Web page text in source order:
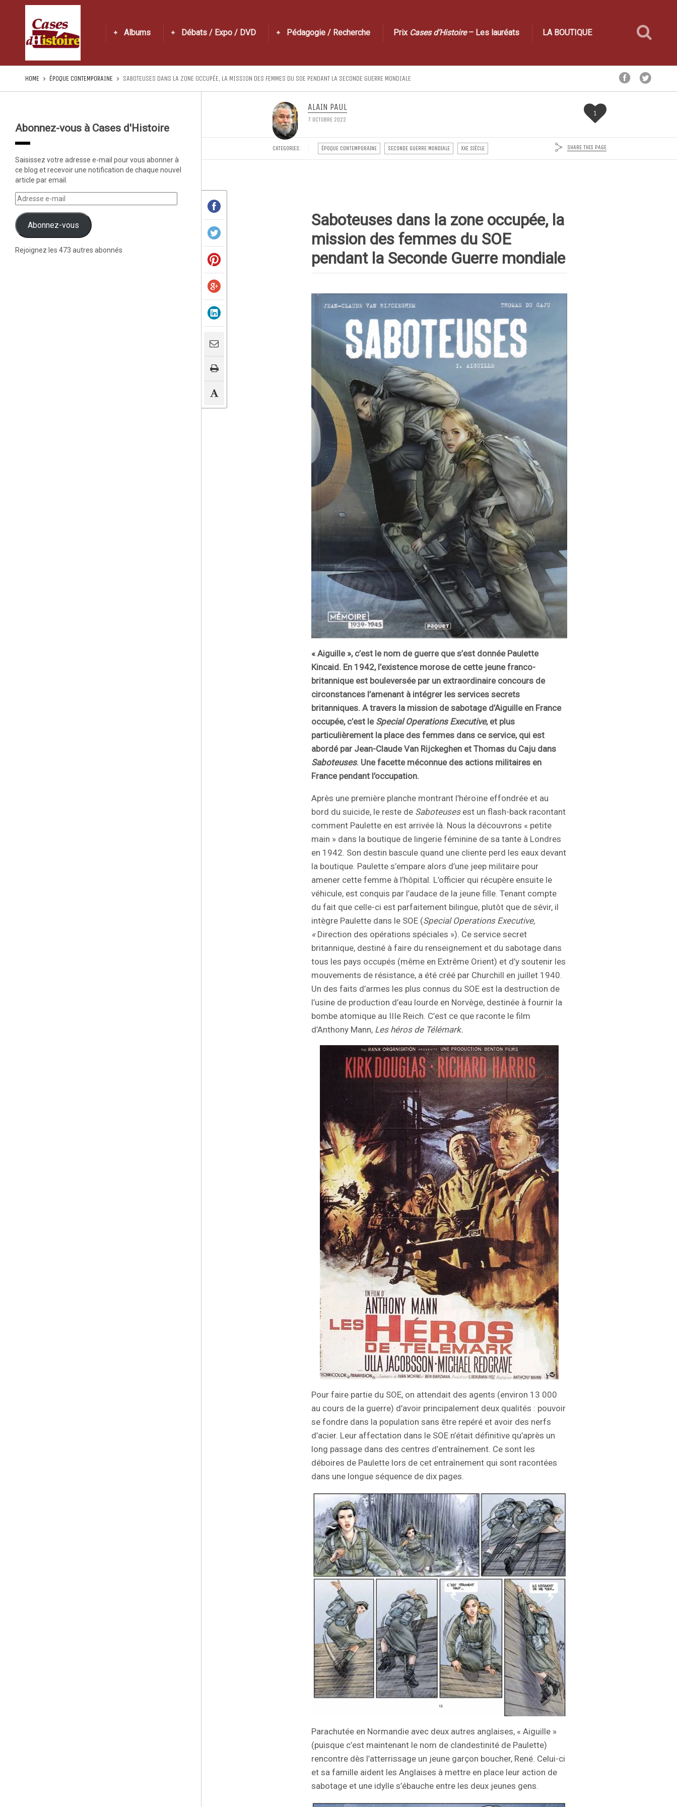
Albums Débats / Expo / DVD Pédagogie / Recherche Prix Cases d’Histoire– Les lauréats LA BOUTIQUE
HOME ÉPOQUE CONTEMPORAINE SABOTEUSES DANS LA ZONE OCCUPÉE, LA MISSION DES FEMMES DU SOE PENDANT LA SECONDE GUERRE MONDIALE
Abonnez-vous à Cases d'Histoire
Saisissez votre adresse e-mail pour vous abonner à
ce blog et recevoir une notification de chaque nouvel
article par email.
Abonnez-vous
Rejoignez les 473 autres abonnés
ALAIN PAUL
7 OCTOBRE 2022
1
CATEGORIES: ÉPOQUE CONTEMPORAINE SECONDE GUERRE MONDIALE XXE SIÈCLE SHARE THIS PAGE
Saboteuses dans la zone occupée, la
mission des femmes du SOE
pendant la Seconde Guerre mondiale
« Aiguille », c’est le nom de guerre que s’est donnée Paulette
Kincaid. En 1942, l’existence morose de cette jeune franco-
britannique est bouleversée par un extraordinaire concours de
circonstances l’amenant à intégrer les services secrets
britanniques. A travers la mission de sabotage d’Aiguille en France
occupée, c’est le Special Operations Executive, et plus
particulièrement la place des femmes dans ce service, qui est
abordé par Jean-Claude Van Rijckeghen et Thomas du Caju dans
Saboteuses. Une facette méconnue des actions militaires en
France pendant l’occupation.
Après une première planche montrant l’héroïne effondrée et au
bord du suicide, le reste de Saboteusesest un flash-back racontant
comment Paulette en est arrivée là. Nous la découvrons « petite
main » dans la boutique de lingerie féminine de sa tante à Londres
en 1942. Son destin bascule quand une cliente perd les eaux devant
la boutique. Paulette s’empare alors d’une jeep militaire pour
amener cette femme à l’hôpital. L’officier qui récupère ensuite le
véhicule, est conquis par l’audace de la jeune fille. Tenant compte
du fait que celle-ci est parfaitement bilingue, plutôt que de sévir, il
intègre Paulette dans le SOE (Special Operations Executive,
« Direction des opérations spéciales »). Ce service secret
britannique, destiné à faire du renseignement et du sabotage dans
tous les pays occupés (même en Extrême Orient) et d’y soutenir les
mouvements de résistance, a été créé par Churchill en juillet 1940.
Un des faits d’armes les plus connus du SOE est la destruction de
l’usine de production d’eau lourde en Norvège, destinée à fournir la
bombe atomique au IIIe Reich. C’est ce que raconte le film
d’Anthony Mann, Les héros de Télémark.
Pour faire partie du SOE, on attendait des agents (environ 13 000
au cours de la guerre) d’avoir principalement deux qualités : pouvoir
se fondre dans la population sans être repéré et avoir des nerfs
d’acier. Leur affectation dans le SOE n’était définitive qu’après un
long passage dans des centres d’entraînement. Ce sont les
déboires de Paulette lors de cet entraînement qui sont racontées
dans une longue séquence de dix pages.
Parachutée en Normandie avec deux autres anglaises, « Aiguille »
(puisque c’est maintenant le nom de clandestinité de Paulette)
rencontre dès l’atterrissage un jeune garçon boucher, René. Celui-ci
et sa famille aident les Anglaises à mettre en place leur action de
sabotage et une idylle s’ébauche entre les deux jeunes gens.